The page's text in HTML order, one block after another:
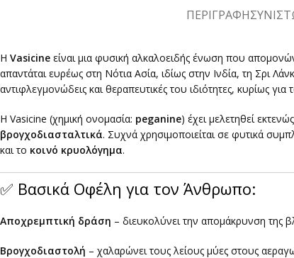
ΠΕΡΙΓΡΑΦΉ
Η Vasicine είναι μια φυσική αλκαλοειδής ένωση που
απαντάται ευρέως στη Νότια Ασία, ιδίως στην Ινδία, τη Σρι
αντιφλεγμονώδεις και θεραπευτικές του ιδιότητες, κυρίως για
Η Vasicine (χημική ονομασία: peganine) έχει μελετηθεί
βρογχοδιασταλτικά. Συχνά χρησιμοποιείται σε φυτικά
και το κοινό κρυολόγημα.
✅ Βασικά Οφέλη για τον Άνθρωπο:
Αποχρεμπτική δράση – διευκολύνει την απομάκρυνση της
Βρογχοδιαστολή – χαλαρώνει τους λείους μύες στους